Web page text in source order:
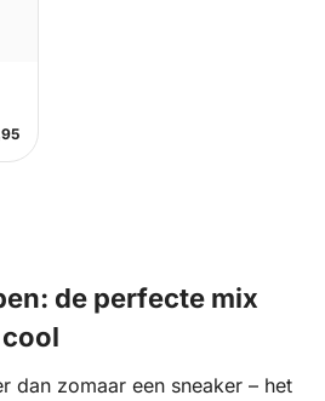
de perfecte mix
dan zomaar een sneaker – het